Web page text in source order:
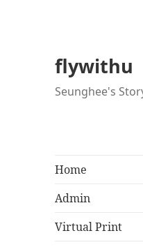
flywithu
Seunghee's
Home
Admin
Virtual Print